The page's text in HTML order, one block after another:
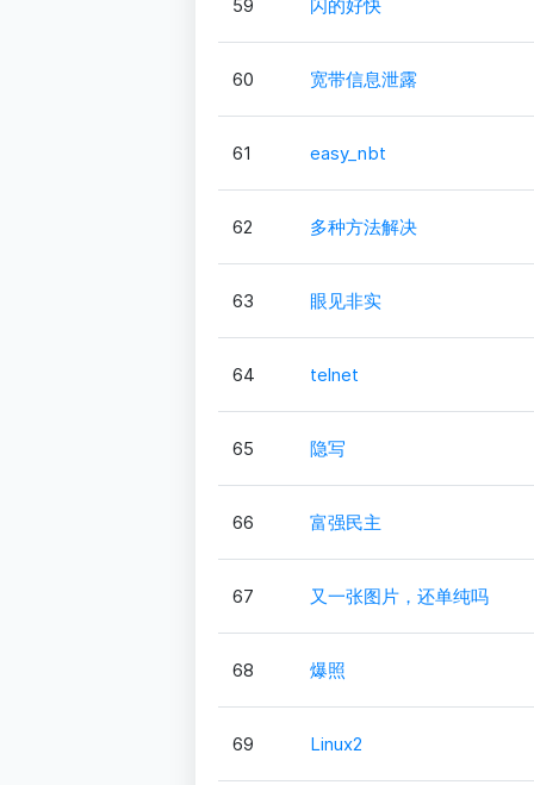
59 闪的好快
60 宽带信息泄露
61 easy_nbt
62 多种方法解决
63 眼见非实
64 telnet
65 隐写
66 富强民主
67 又一张图片，还单纯吗
68 爆照
69 Linux2